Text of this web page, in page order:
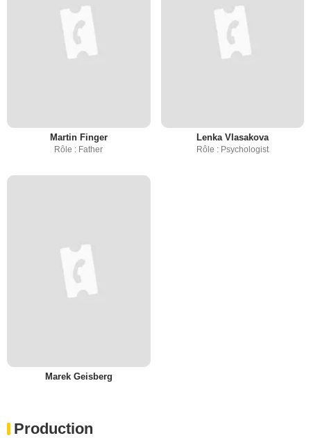
Martin Finger
Rôle : Father
Lenka Vlasakova
Rôle : Psychologist
Marek Geisberg
Production